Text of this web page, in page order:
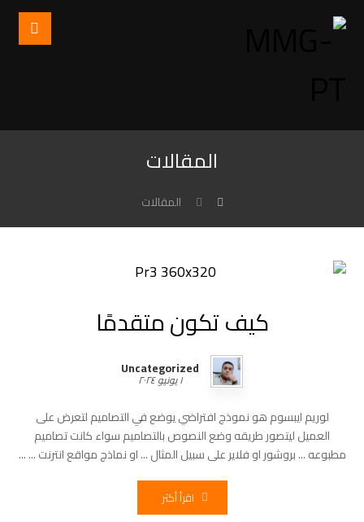
المقالات
المقالات
كيف تكون متقدمًا
Uncategorized
١ يونيو ٢٠٢٤
لوريم ايبسوم هو نموذج افتراضي يوضع في التصاميم لتعرض على
العميل ليتصور طريقه وضع النصوص بالتصاميم سواء كانت تصاميم
مطبوعه ... بروشور او فلاير على سبيل المثال ... او نماذج مواقع انترنت ... ...
اقرأ أكثر